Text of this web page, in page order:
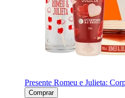
Presente Romeu e Julieta:
Comprar